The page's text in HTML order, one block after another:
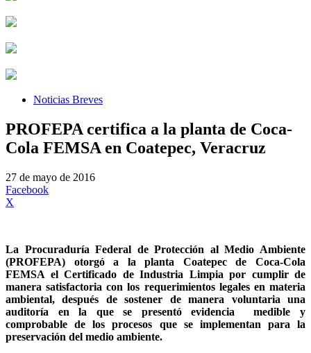
Noticias Breves
PROFEPA certifica a la planta de Coca-
Cola FEMSA en Coatepec, Veracruz
27 de mayo de 2016
Facebook
X
La Procuraduría Federal de Protección al Medio Ambiente
(PROFEPA) otorgó a la planta Coatepec de Coca-Cola
FEMSA el Certificado de Industria Limpia por cumplir de
manera satisfactoria con los requerimientos legales en materia
ambiental, después de sostener de manera voluntaria una
auditoría en la que se presentó evidencia
medible y
comprobable de los procesos que se implementan para la
preservación del medio ambiente.